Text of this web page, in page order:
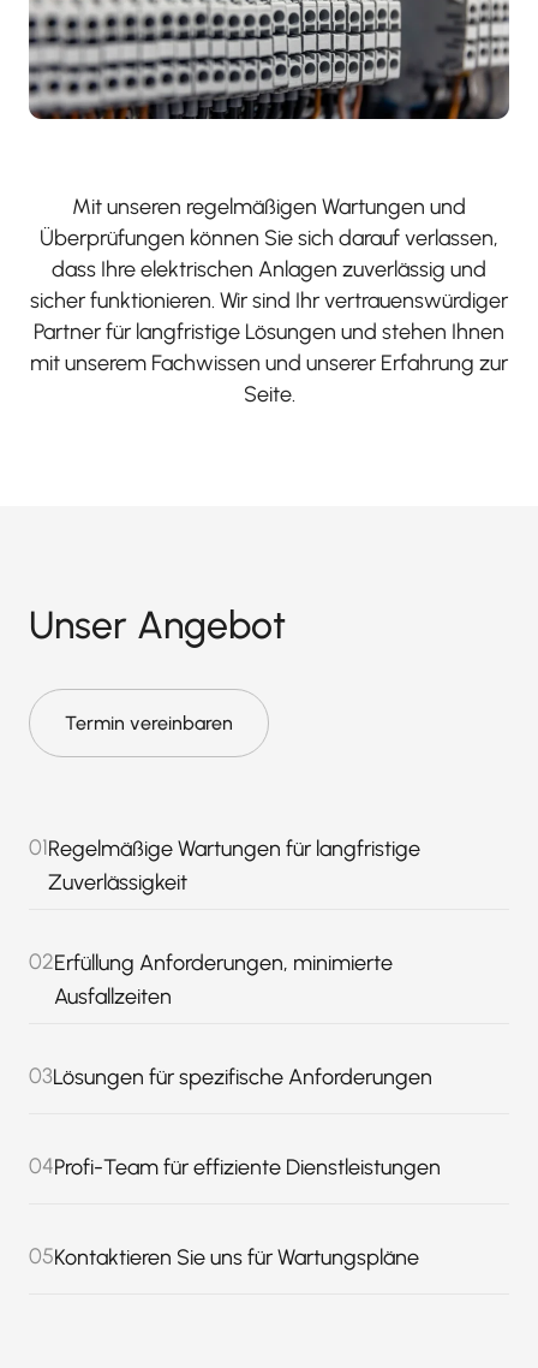
Mit unseren regelmäßigen Wartungen und
Überprüfungen können Sie sich darauf verlassen,
dass Ihre elektrischen Anlagen zuverlässig und
sicher funktionieren. Wir sind Ihr vertrauenswürdiger
Partner für langfristige Lösungen und stehen Ihnen
mit unserem Fachwissen und unserer Erfahrung zur
Seite.
Unser Angebot
Termin vereinbaren
01Regelmäßige Wartungen für langfristige
Zuverlässigkeit
02Erfüllung Anforderungen, minimierte
Ausfallzeiten
03Lösungen für spezifische Anforderungen
04Profi-Team für effiziente Dienstleistungen
05Kontaktieren Sie uns für Wartungspläne